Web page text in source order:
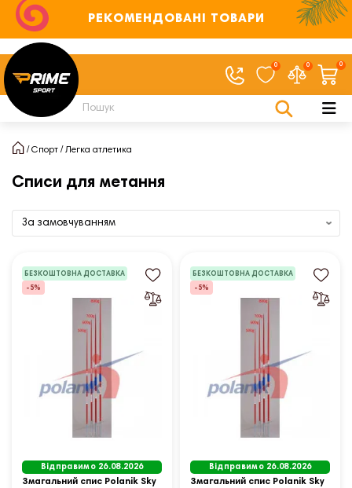
РЕКОМЕНДОВАНІ ТОВАРИ
0 0 0
Спорт Легка атлетика
Списи для метання
БЕЗКОШТОВНА ДОСТАВКА
-5%
Відправимо 26.08.2026
Змагальний спис Polanik Sky
БЕЗКОШТОВНА ДОСТАВКА
-5%
Відправимо 26.08.2026
Змагальний спис Polanik Sky